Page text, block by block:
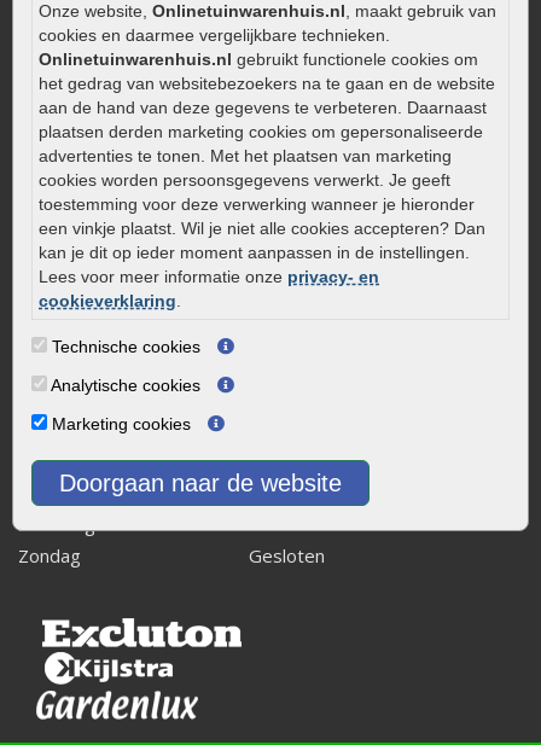
Onze website, Onlinetuinwarenhuis.nl, maakt gebruik van
cookies en daarmee vergelijkbare technieken.
Onlinetuinwarenhuis.nl gebruikt functionele cookies om
het gedrag van websitebezoekers na te gaan en de website
aan de hand van deze gegevens te verbeteren. Daarnaast
plaatsen derden marketing cookies om gepersonaliseerde
advertenties te tonen. Met het plaatsen van marketing
cookies worden persoonsgegevens verwerkt. Je geeft
toestemming voor deze verwerking wanneer je hieronder
een vinkje plaatst. Wil je niet alle cookies accepteren? Dan
kan je dit op ieder moment aanpassen in de instellingen.
Lees voor meer informatie onze privacy- en
cookieverklaring.
Technische cookies
Analytische cookies
Marketing cookies
Doorgaan naar de website
Onderhoud van gebakken bestrating
Aanlegtips voor gebakken bestrating
Zelf een terras aanleggen
Kleine stadstuin inrichten
0320 – 219170
Kaapstanderweg 41
8243 RB Lelystad
info@onlinetuinwarenhuis.nl
Routebeschrijving
Dinsdag
Woensdag
Donderdag
08:00 - 17:00
Vrijdag
08:00 - 17:00
Zaterdag
08:00 - 15.00
Zondag
Gesloten